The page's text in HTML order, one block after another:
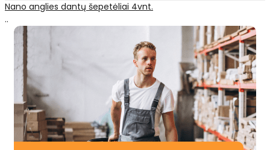
Nano anglies dantų šepetėliai 4vnt.
..